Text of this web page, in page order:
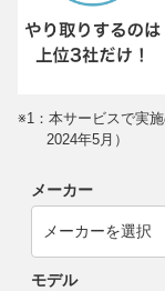
※1：本サービスで実
2024年5月）
メーカー
モデル